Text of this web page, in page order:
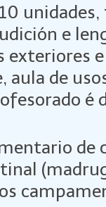
e
aula de
é
de